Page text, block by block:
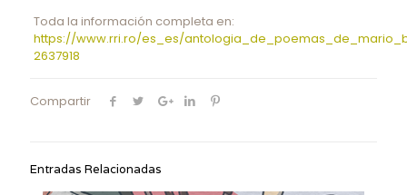
Toda la información completa en:
https://www.rri.ro/es_es/
2637918
Compartir
Entradas Relacionadas